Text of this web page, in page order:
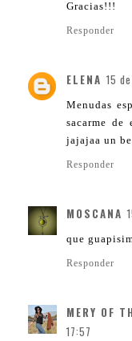
Gracias!!!
Responder
ELENA 15
Menudas
sacarme de
jajajaa un
Responder
MOSCANA
que
Responder
MERY OF
17:57